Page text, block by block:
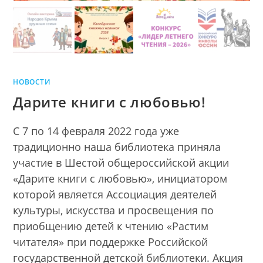
НОВОСТИ
Дарите книги с любовью!
С 7 по 14 февраля 2022 года уже
традиционно наша библиотека приняла
участие в Шестой общероссийской акции
«Дарите книги с любовью», инициатором
которой является Ассоциация деятелей
культуры, искусства и просвещения по
приобщению детей к чтению «Растим
читателя» при поддержке Российской
государственной детской библиотеки. Акция